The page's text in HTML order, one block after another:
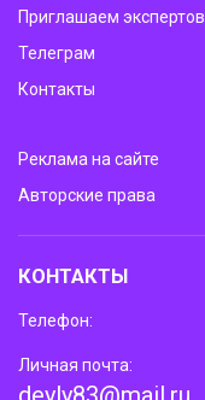
Приглашаем экспертов
Телеграм
Контакты
Реклама на сайте
Авторские права
КОНТАКТЫ
Телефон:
Личная почта: